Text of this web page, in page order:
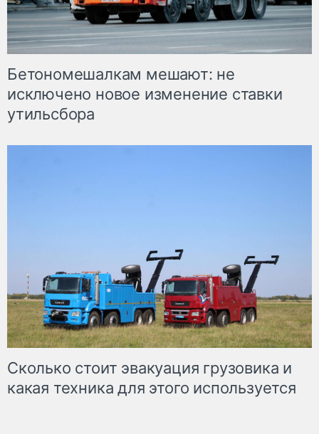
Бетономешалкам мешают: не
исключено новое изменение ставки
утильсбора
Сколько стоит эвакуация грузовика и
какая техника для этого используется